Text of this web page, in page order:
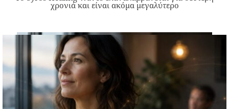
χρονιά και είναι ακόμα μεγαλύτερο